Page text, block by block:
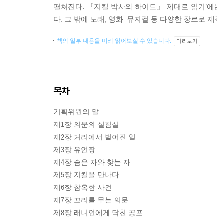
펼쳐진다. 『지킬 박사와 하이드』 제대로 읽기’
다. 그 밖에 노래, 영화, 뮤지컬 등 다양한 장르로
책의 일부 내용을 미리 읽어보실 수 있습니다. 미리보기
목차
기획위원의 말
제1장 의문의 실험실
제2장 거리에서 벌어진 일
제3장 유언장
제4장 숨은 자와 찾는 자
제5장 지킬을 만나다
제6장 참혹한 사건
제7장 꼬리를 무는 의문
제8장 래니언에게 닥친 공포